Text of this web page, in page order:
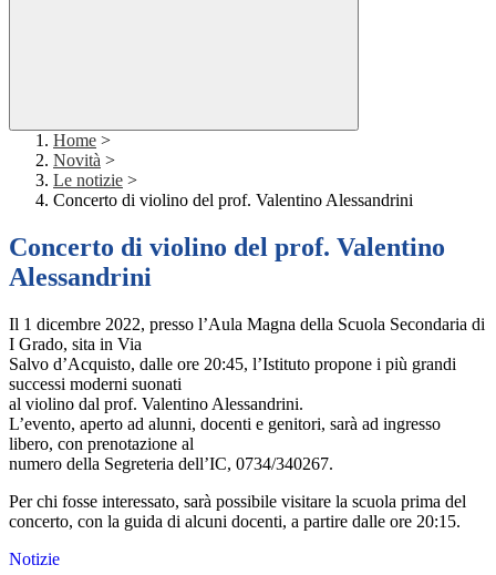
Home >
Novità >
Le notizie >
Concerto di violino del prof. Valentino Alessandrini
Concerto di violino del prof. Valentino
Alessandrini
Il 1 dicembre 2022, presso l’Aula Magna della Scuola Secondaria di
I Grado, sita in Via
Salvo d’Acquisto, dalle ore 20:45, l’Istituto propone i più grandi
successi moderni suonati
al violino dal prof. Valentino Alessandrini.
L’evento, aperto ad alunni, docenti e genitori, sarà ad ingresso
libero, con prenotazione al
numero della Segreteria dell’IC, 0734/340267.
Per chi fosse interessato, sarà possibile visitare la scuola prima del
concerto, con la guida di alcuni docenti, a partire dalle ore 20:15.
Notizie